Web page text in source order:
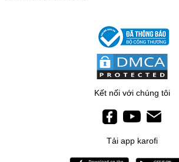
Kết nối với chúng tôi
Tải app karofi